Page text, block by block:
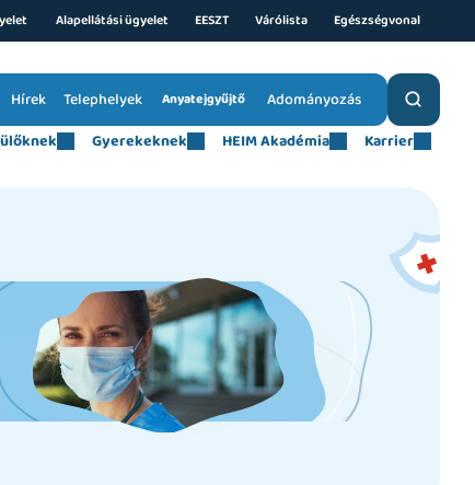
Alapellátási ügyelet EESZT Várólista Egészségvonal
Telephelyek Anyatejgyűjtő Adományozás
Hírek
Gyerekeknek HEIM Akadémia Karrier